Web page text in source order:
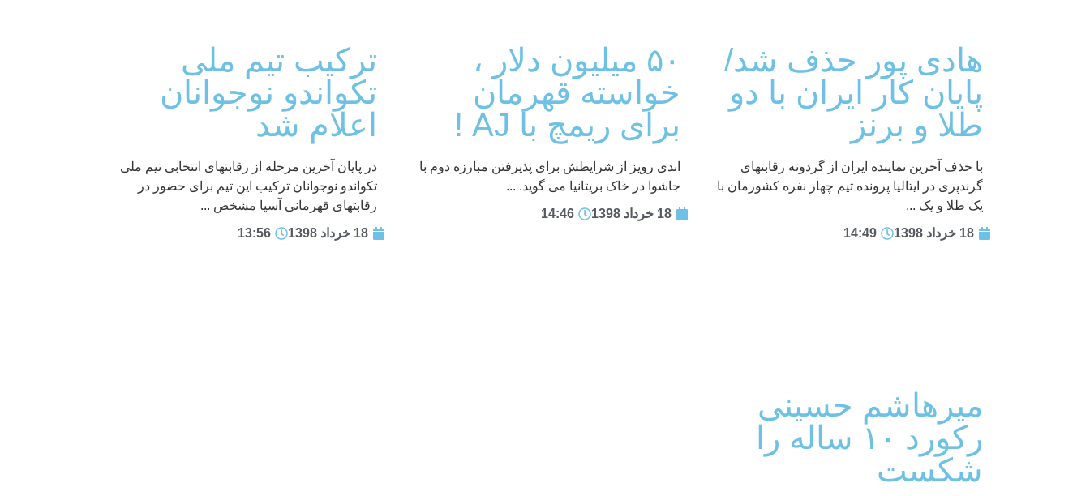
هادی پور حذف شد/
پایان کار ایران با دو
طلا و برنز
با حذف آخرین نماینده ایران از گردونه رقابتهای
گرندپری در ایتالیا پرونده تیم چهار نفره کشورمان با
یک طلا و یک ...
18 خرداد 1398
14:49
۵۰ میلیون دلار ،
خواسته قهرمان
برای ریمچ با AJ !
اندی رویز از شرایطش برای پذیرفتن مبارزه دوم با
جاشوا در خاک بریتانیا می گوید. ...
18 خرداد 1398
14:46
ترکیب تیم ملی
تکواندو نوجوانان
اعلام شد
در پایان آخرین مرحله از رقابتهای انتخابی تیم ملی
تکواندو نوجوانان ترکیب این تیم برای حضور در
رقابتهای قهرمانی آسیا مشخص ...
18 خرداد 1398
13:56
میرهاشم حسینی
رکورد ۱۰ ساله را
شکست